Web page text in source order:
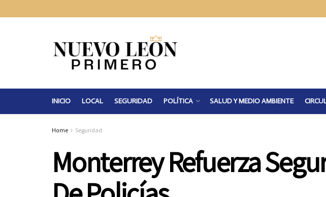
INICIO LOCAL SEGURIDAD POLÍTICA SALUD Y MEDIO AMBIENTE
Home Seguridad
Monterrey Refuerza